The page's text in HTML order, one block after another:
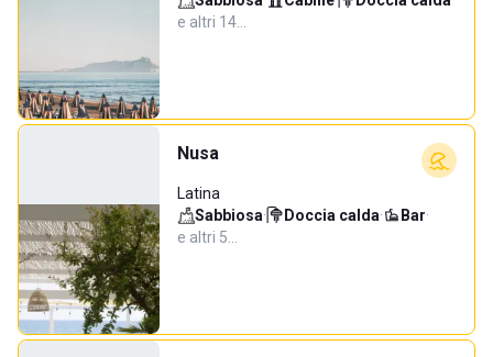
e altri 14…
Nusa
Latina
Sabbiosa· Doccia calda· Bar·
e altri 5…